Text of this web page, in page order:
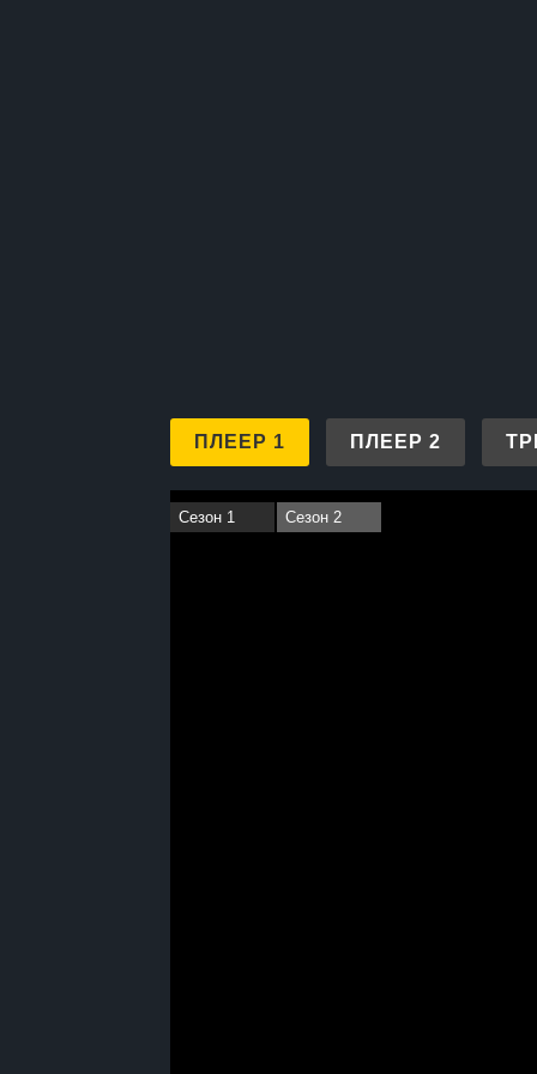
ПЛЕЕР 1 ПЛЕЕР 2
Сезон 1 Сезон 2